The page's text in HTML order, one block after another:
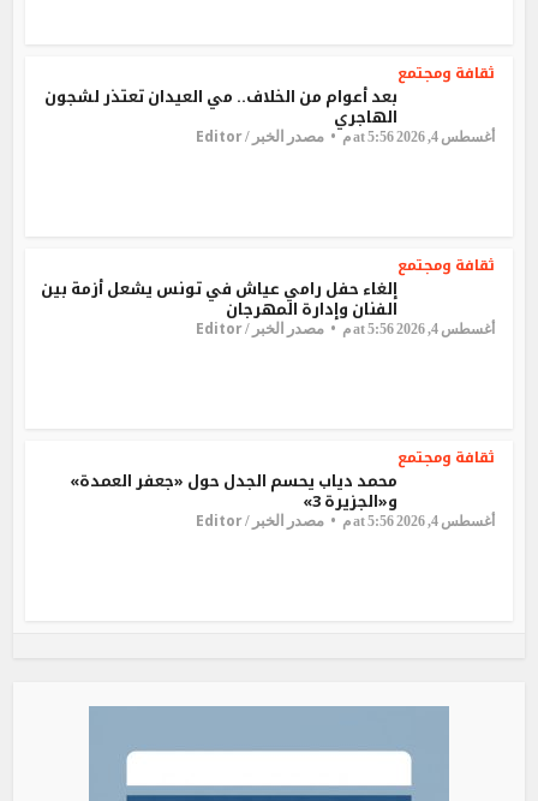
ثقافة ومجتمع
بعد أعوام من الخلاف.. مي العيدان تعتذر لشجون
الهاجري
أغسطس 4, 2026 at 5:56 م مصدر الخبر /Editor
ثقافة ومجتمع
إلغاء حفل رامي عياش في تونس يشعل أزمة بين
الفنان وإدارة المهرجان
أغسطس 4, 2026 at 5:56 م مصدر الخبر /Editor
ثقافة ومجتمع
محمد دياب يحسم الجدل حول «جعفر العمدة»
و«الجزيرة 3»
أغسطس 4, 2026 at 5:56 م مصدر الخبر /Editor